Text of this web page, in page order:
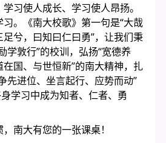
习使人成长、学习使人昂扬。
。《南大校歌》第一句是“大哉
兮，曰知曰仁曰勇”，让我们秉
学敦行”的校训，弘扬“宽德养
国、与世恒新”的南大精神，扎
先进位、坐言起行、应势而动”
学习中成为知者、仁者、勇
南大有您的一张课桌！